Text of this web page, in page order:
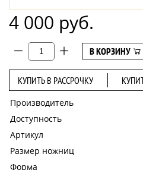
4 000 руб.
В КОРЗИНУ
КУПИТЬ В РАССРОЧКУ
Производитель
Доступность
Артикул
Размер ножниц
Форма